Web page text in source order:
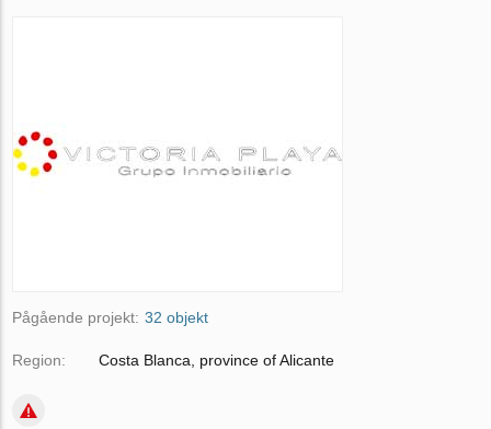
Pågående projekt: 32 objekt
Region: Costa Blanca, province of Alicante